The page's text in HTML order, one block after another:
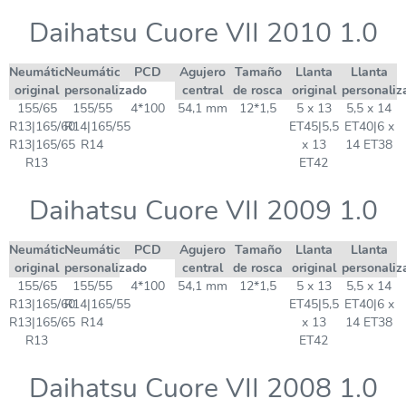
Daihatsu Cuore VII 2010 1.0
Neumático
original
Neumático
personalizado
PCD
Agujero
central
Tamaño
de rosca
Llanta
original
Llanta
155/65
R13|165/60
R13|165/65
R13
155/55
R14|165/55
R14
4*100 54,1 mm 12*1,5
5 x 13
ET45|5,5
x 13
ET42
5,5 x 14
ET40|6 x
14 ET38
Daihatsu Cuore VII 2009 1.0
Neumático
original
Neumático
personalizado
PCD
Agujero
central
Tamaño
de rosca
Llanta
original
Llanta
155/65
R13|165/60
R13|165/65
R13
155/55
R14|165/55
R14
4*100 54,1 mm 12*1,5
5 x 13
ET45|5,5
x 13
ET42
5,5 x 14
ET40|6 x
14 ET38
Daihatsu Cuore VII 2008 1.0